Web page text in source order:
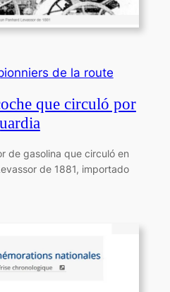
de la route
que circuló por
de gasolina que circuló en
de 1881, importado